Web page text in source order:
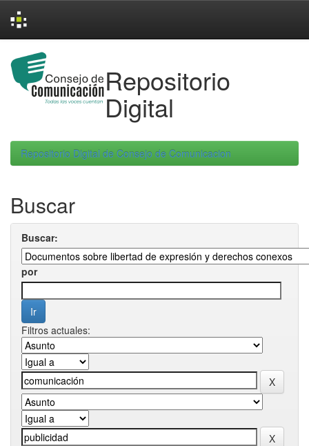
navigation
Repositorio
Digital
Repositorio Digital de Consejo de Comunicacion
Buscar
Buscar:
por
Filtros actuales: